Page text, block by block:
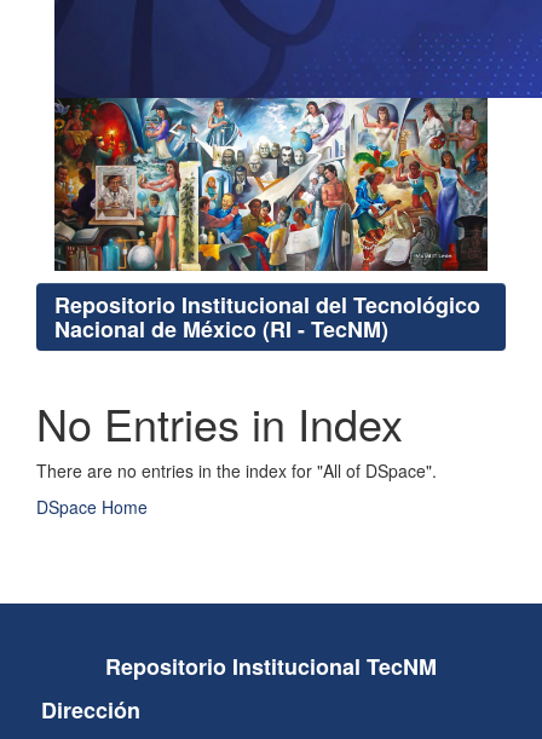
Repositorio Institucional del Tecnológico
Nacional de México (RI - TecNM)
No Entries in Index
There are no entries in the index for "All of DSpace".
DSpace Home
Repositorio Institucional TecNM
Dirección